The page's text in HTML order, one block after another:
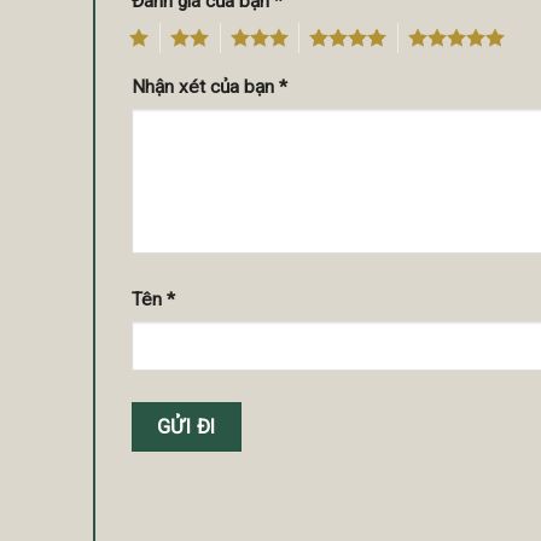
4 5
Nhận xét của bạn *
Tên *